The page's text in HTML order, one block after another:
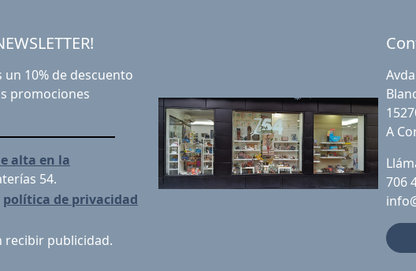
10% de descuento
promociones
alta en la
54.
política de privacidad
recibir publicidad.
A
706